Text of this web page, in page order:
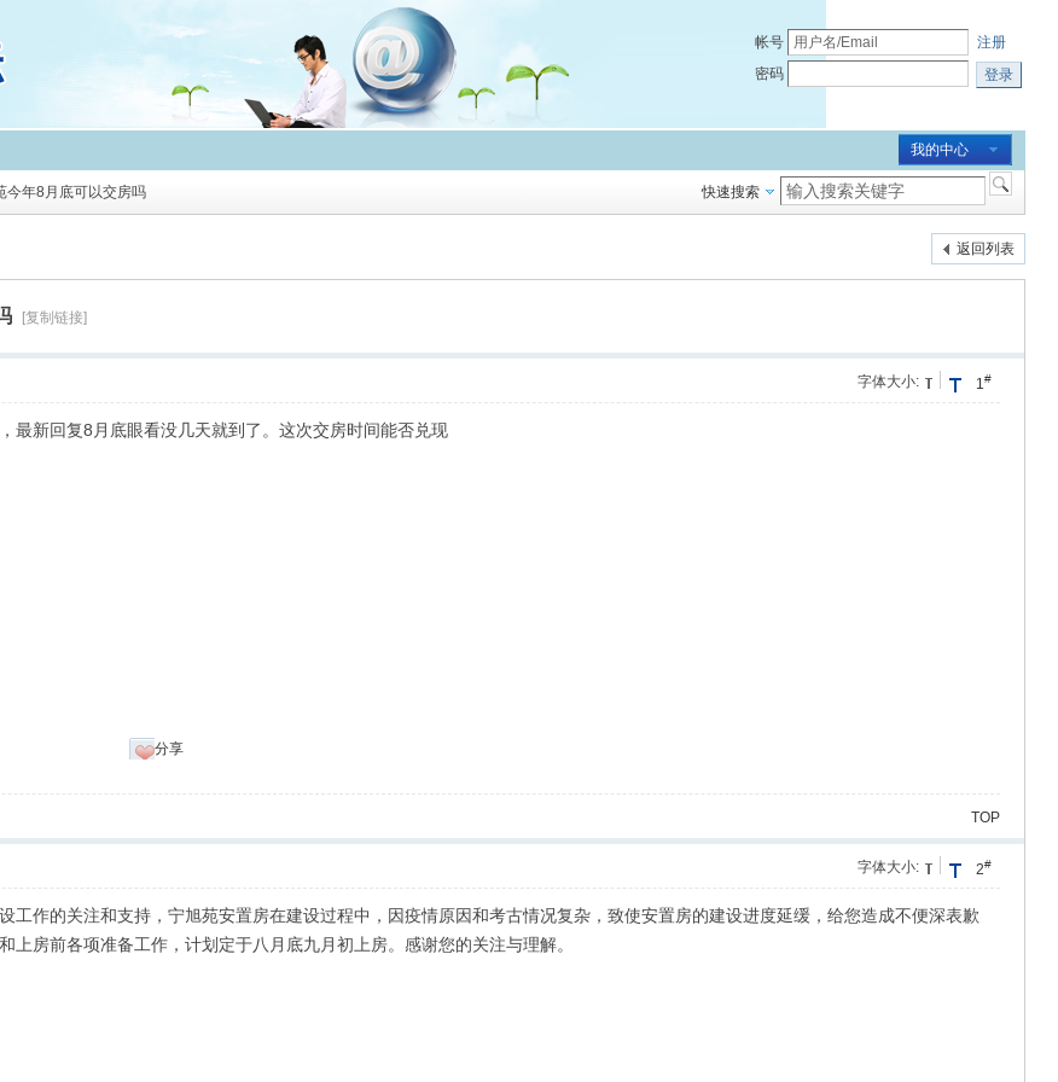
帐号
注册
密码
登录
我的中心
快速搜索
今年8月底可以交房吗
返回列表
[复制链接]
1#
字体大小:
最新回复8月底眼看没几天就到了。这次交房时间能否兑现
分享
TOP
2#
字体大小:
工作的关注和支持，宁旭苑安置房在建设过程中，因疫情原因和考古情况复杂，致使安置房的建设进度延缓，给您造成不便深表歉
上房前各项准备工作，计划定于八月底九月初上房。感谢您的关注与理解。